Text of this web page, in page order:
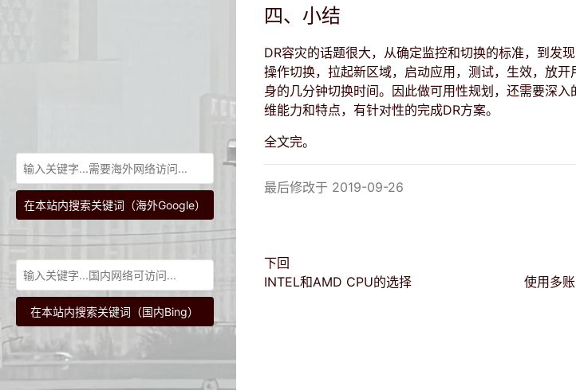
四、小结
DR容灾的话题很大，从确定监控和切换的标准，到发
操作切换，拉起新区域，启动应用，测试，生效，放
身的几分钟切换时间。因此做可用性规划，还需要深
维能力和特点，有针对性的完成DR方案。
全文完。
最后修改于 2019-09-26
下回
INTEL和AMD CPU的选择
使用多
在本站内搜索关键词（海外Google）
在本站内搜索关键词（国内Bing）